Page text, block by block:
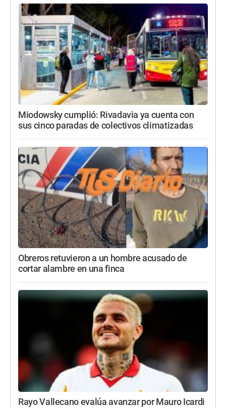
Miodowsky cumplió: Rivadavia ya cuenta con
sus cinco paradas de colectivos climatizadas
Obreros retuvieron a un hombre acusado de
cortar alambre en una finca
Rayo Vallecano evalúa avanzar por Mauro Icardi